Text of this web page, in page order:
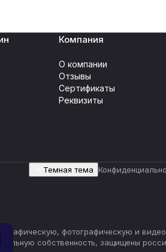
Компания
О компании
Отзывы
Сертификаты
Реквизиты
Темная тема
фотографическую и
собственность, защищены